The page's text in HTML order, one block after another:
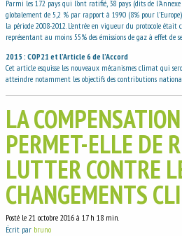
Parmi les 172 pays qui l’ont ratifié, 38 pays (dits de
globalement de 5,2 % par rapport à 1990 (8% pour
la période 2008-2012. L’entrée en vigueur du protocole était
représentant au moins 55% des émissions de gaz à effet de
2015 : COP21 et l’Article 6 de l’Accord
Cet article esquisse les nouveaux mécanismes climat qui
atteindre notamment les objectifs des contributions
LA
PERMET-ELLE DE
LUTTER CONTRE
CHANGEMENTS
Posté le 21 octobre 2016 à 17 h 18 min.
Écrit par bruno